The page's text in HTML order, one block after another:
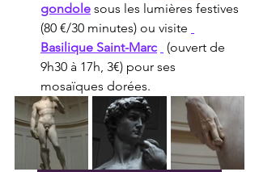
gondole sous les lumières festives
(80 €/30 minutes) ou visite
Basilique Saint-Marc
(ouvert de
9h30 à 17h, 3€) pour ses
mosaïques dorées.